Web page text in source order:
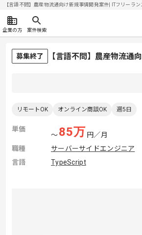
【言語不問】農産物流通向け新規事情開発案件| ITフリー
企業の方 案件検索
募集終了 【言語不問】農産物流通
リモートOK オンライン商談OK 週5日
単価
〜85万 円／月
職種
サーバーサイドエンジニア
言語
TypeScript